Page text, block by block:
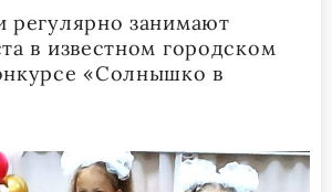
регулярно занимают
в известном городском
«Солнышко в